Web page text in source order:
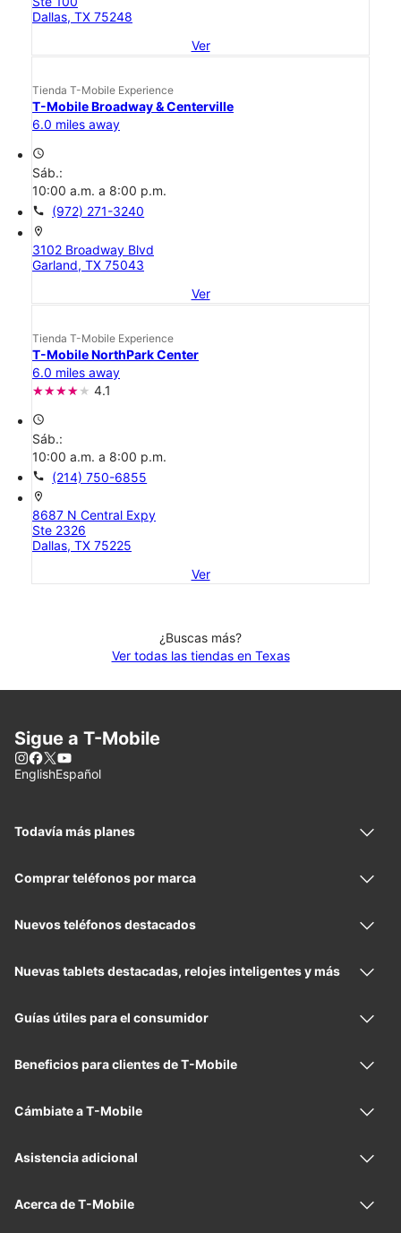
Dallas, TX 75248
Ver
Tienda T-Mobile Experience
T-Mobile Broadway & Centerville
6.0 miles away
access_time
Sáb.:
10:00 a.m. a 8:00 p.m.
call (972) 271-3240
location_on
3102 Broadway Blvd
Garland, TX 75043
Ver
Tienda T-Mobile Experience
T-Mobile NorthPark Center
6.0 miles away
4.1
access_time
Sáb.:
10:00 a.m. a 8:00 p.m.
call (214) 750-6855
location_on
8687 N Central Expy
Ste 2326
Dallas, TX 75225
Ver
¿Buscas más?
Ver todas las tiendas en Texas